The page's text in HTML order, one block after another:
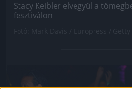
Stacy Keibler elvegyül a
fesztiválon
Jön még